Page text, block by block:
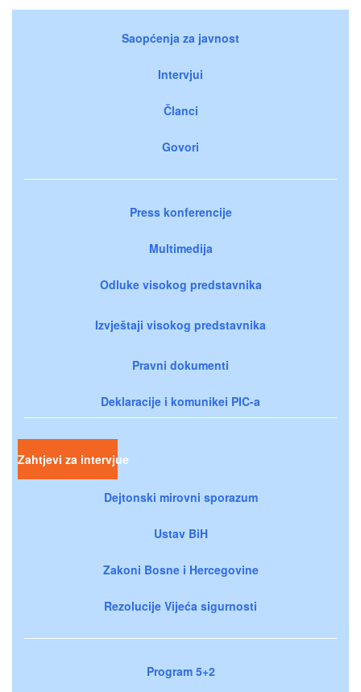
Saopćenja za javnost
Intervjui
Članci
Govori
Press konferencije
Multimedija
Odluke visokog predstavnika
Izvještaji visokog predstavnika
Pravni dokumenti
Deklaracije i komunikei PIC-a
Zahtjevi za intervjue
Dejtonski mirovni sporazum
Ustav BiH
Zakoni Bosne i Hercegovine
Rezolucije Vijeća sigurnosti
Program 5+2